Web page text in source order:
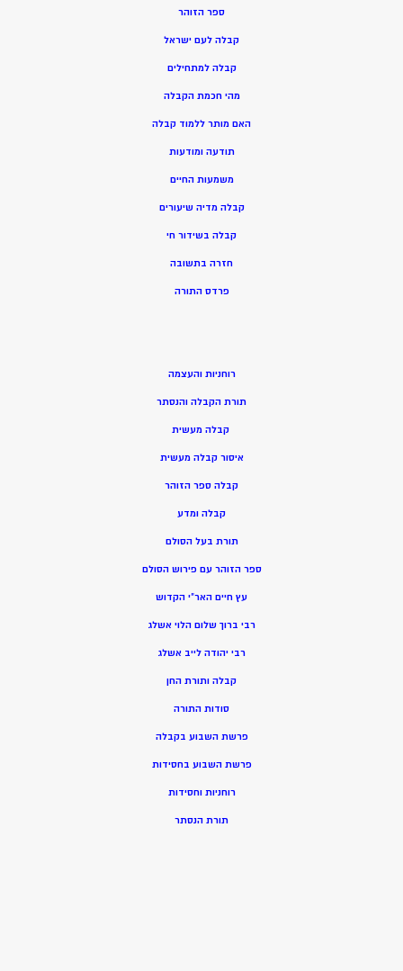
ספר הזוהר
קבלה לעם ישראל
קבלה למתחילים
מהי חכמת הקבלה
האם מותר ללמוד קבלה
תודעה ומודעות
משמעות החיים
קבלה מדיה שיעורים
קבלה בשידור חי
חזרה בתשובה
פרדס התורה
רוחניות והעצמה
תורת הקבלה והנסתר
קבלה מעשית
איסור קבלה מעשית
קבלה ספר הזוהר
קבלה ומדע
תורת בעל הסולם
ספר הזוהר עם פירוש הסולם
עץ חיים האר”י הקדוש
רבי ברוך שלום הלוי אשלג
רבי יהודה לייב אשלג
קבלה ותורת החן
סודות התורה
פרשת השבוע בקבלה
פרשת השבוע בחסידות
רוחניות וחסידות
תורת הנסתר